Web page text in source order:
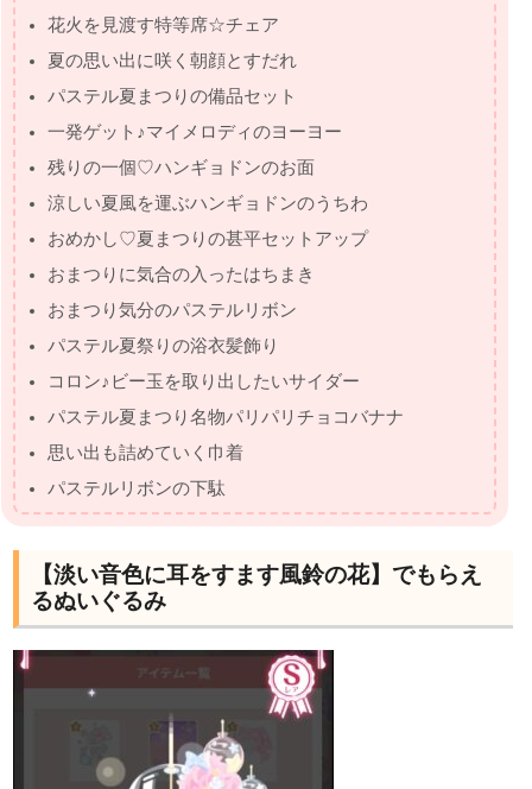
花火を見渡す特等席☆チェア
夏の思い出に咲く朝顔とすだれ
パステル夏まつりの備品セット
一発ゲット♪マイメロディのヨーヨー
残りの一個♡ハンギョドンのお面
涼しい夏風を運ぶハンギョドンのうちわ
おめかし♡夏まつりの甚平セットアップ
おまつりに気合の入ったはちまき
おまつり気分のパステルリボン
パステル夏祭りの浴衣髪飾り
コロン♪ビー玉を取り出したいサイダー
パステル夏まつり名物パリパリチョコバナナ
思い出も詰めていく巾着
パステルリボンの下駄
【淡い音色に耳をすます風鈴の花】でもらえ
るぬいぐるみ